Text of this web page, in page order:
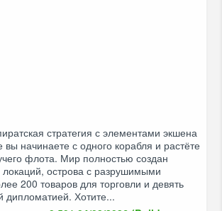
стратегия с элементами экшена
вы начинаете с одного корабля и растёте
флота. Мир полностью создан
локаций, острова с разрушимыми
200 товаров для торговли и девять
дипломатией. Хотите...